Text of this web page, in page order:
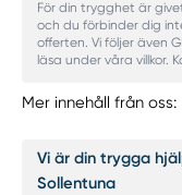
För din trygghet är
och du förbinder dig
offerten. Vi följer även
läsa under våra villkor.
Mer innehåll från oss:
Vi är din trygga
Sollentuna